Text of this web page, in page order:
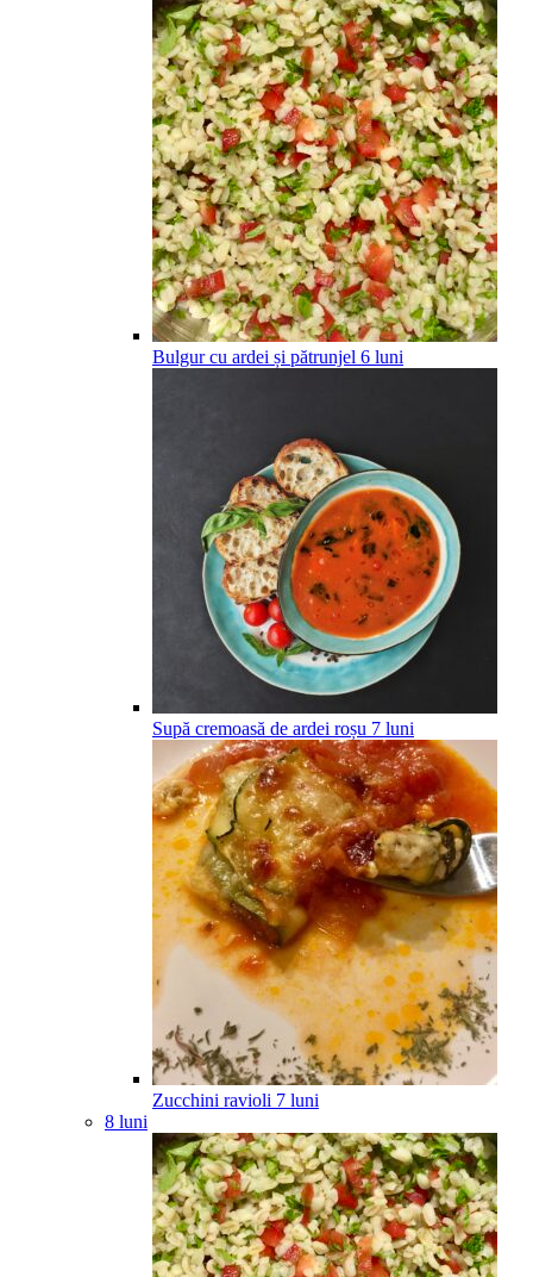
Bulgur cu ardei și pătrunjel 6 luni
Supă cremoasă de ardei roșu 7 luni
Zucchini ravioli 7 luni
8 luni